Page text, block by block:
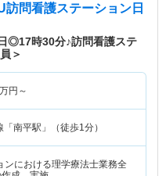
問看護ステーション日
◎17時30分♪訪問看護ステ
＞
万円～
「南平駅」（徒歩1分）
ンにおける理学療法士業務全